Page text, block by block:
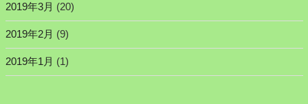
2019年3月 (20)
2019年2月 (9)
2019年1月 (1)